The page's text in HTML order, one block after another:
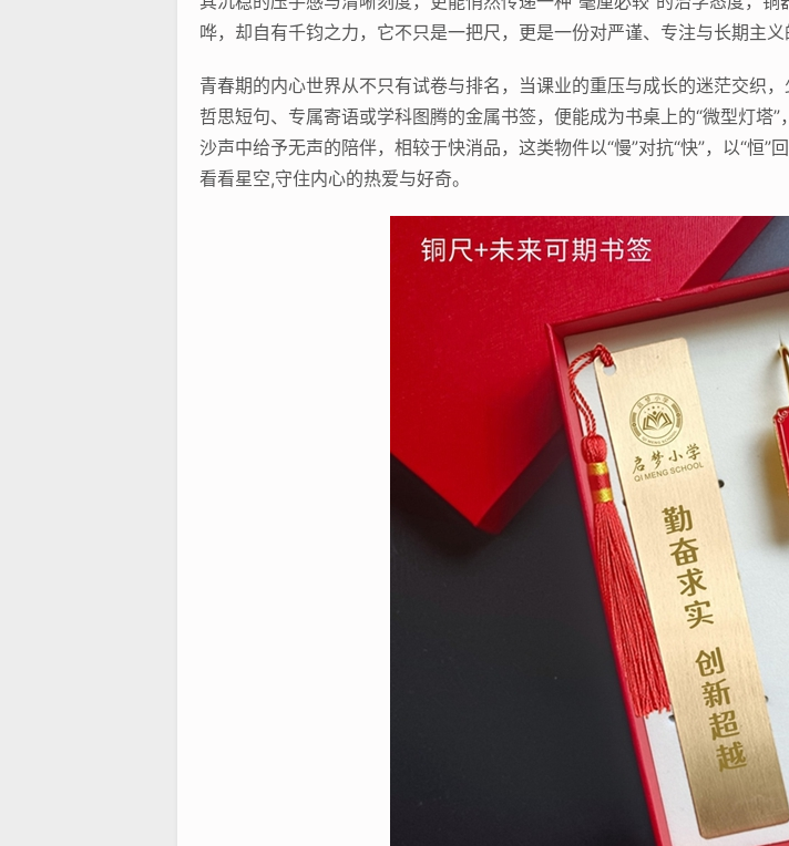
哗，却自有千钧之力，它不只是一把尺，更是一份对严谨、专注与长期主义
青春期的内心世界从不只有试卷与排名，当课业的重压与成长的迷茫交织
哲思短句、专属寄语或学科图腾的金属书签，便能成为书桌上的“微型灯
沙声中给予无声的陪伴，相较于快消品，这类物件以“慢”对抗“快”，以“恒
看看星空,守住内心的热爱与好奇。